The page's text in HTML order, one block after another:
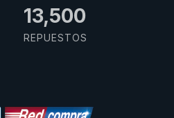
13,500
REPUESTOS